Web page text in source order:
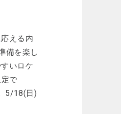
える内
備を楽し
いロケ
で
5/18(日)